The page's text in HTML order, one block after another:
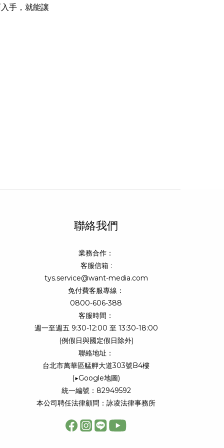
手，就能讓
聯絡我們
業務合作：
客服信箱 :
tys.service@want-media.com
免付費客服專線：
0800-606-388
客服時間：
週一至週五 9:30-12:00 至 13:30-18:00
(例假日與國定假日除外)
聯絡地址：
台北市萬華區艋舺大道303號B4樓
(▶Google地圖)
統一編號：82949592
本公司聘任法律顧問：詠凌法律事務所